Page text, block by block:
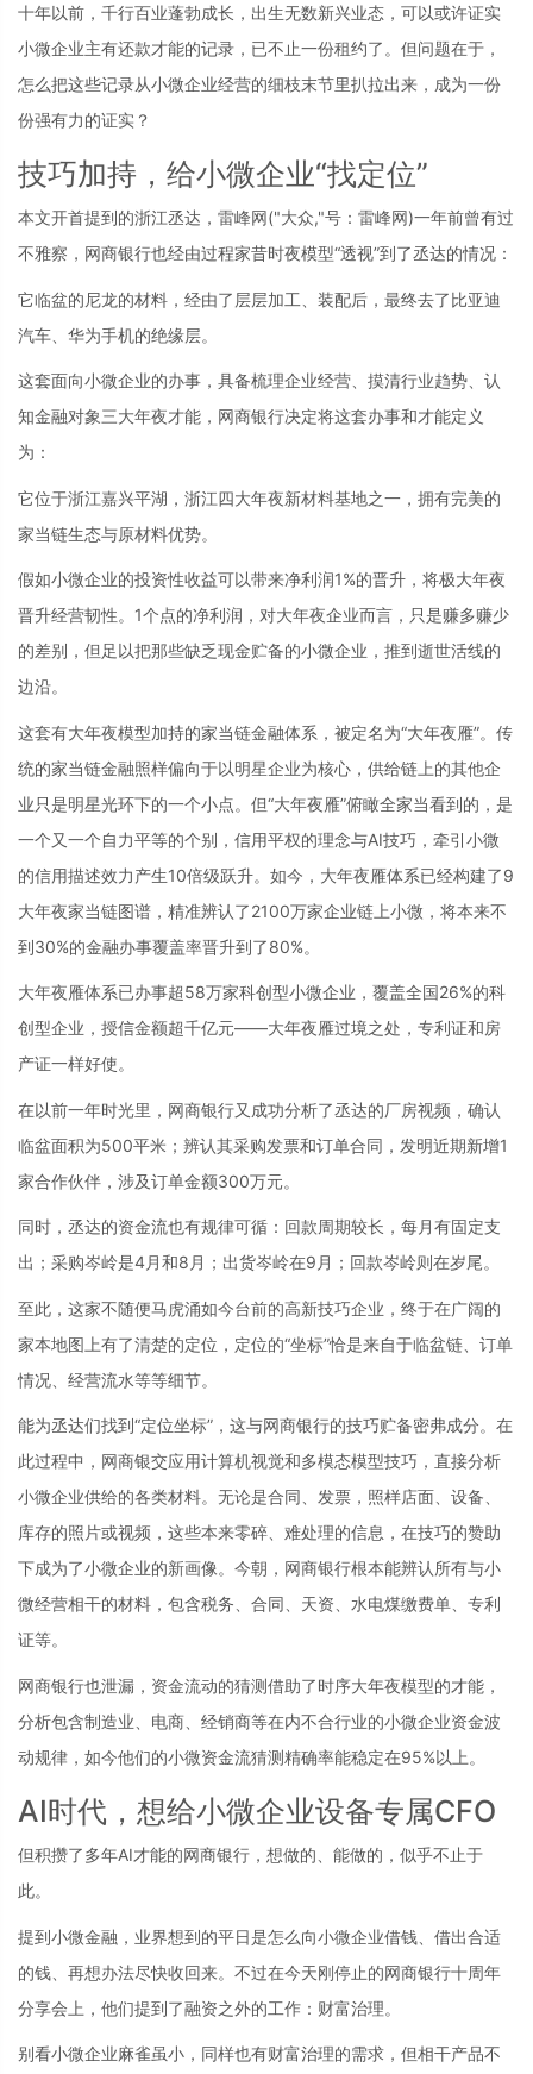
十年以前，千行百业蓬勃成长，出生无数新兴业态，可以或许证实
小微企业主有还款才能的记录，已不止一份租约了。但问题在于，
怎么把这些记录从小微企业经营的细枝末节里扒拉出来，成为一份
份强有力的证实？
技巧加持，给小微企业“找定位”
本文开首提到的浙江丞达，雷峰网("大众,"号：雷峰网)一年前曾有过
不雅察，网商银行也经由过程家昔时夜模型“透视”到了丞达的情况：
它临盆的尼龙的材料，经由了层层加工、装配后，最终去了比亚迪
汽车、华为手机的绝缘层。
这套面向小微企业的办事，具备梳理企业经营、摸清行业趋势、认
知金融对象三大年夜才能，网商银行决定将这套办事和才能定义
为：
它位于浙江嘉兴平湖，浙江四大年夜新材料基地之一，拥有完美的
家当链生态与原材料优势。
假如小微企业的投资性收益可以带来净利润1%的晋升，将极大年夜
晋升经营韧性。1个点的净利润，对大年夜企业而言，只是赚多赚少
的差别，但足以把那些缺乏现金贮备的小微企业，推到逝世活线的
边沿。
这套有大年夜模型加持的家当链金融体系，被定名为“大年夜雁”。传
统的家当链金融照样偏向于以明星企业为核心，供给链上的其他企
业只是明星光环下的一个小点。但“大年夜雁”俯瞰全家当看到的，是
一个又一个自力平等的个别，信用平权的理念与AI技巧，牵引小微
的信用描述效力产生10倍级跃升。如今，大年夜雁体系已经构建了9
大年夜家当链图谱，精准辨认了2100万家企业链上小微，将本来不
到30%的金融办事覆盖率晋升到了80%。
大年夜雁体系已办事超58万家科创型小微企业，覆盖全国26%的科
创型企业，授信金额超千亿元——大年夜雁过境之处，专利证和房
产证一样好使。
在以前一年时光里，网商银行又成功分析了丞达的厂房视频，确认
临盆面积为500平米；辨认其采购发票和订单合同，发明近期新增1
家合作伙伴，涉及订单金额300万元。
同时，丞达的资金流也有规律可循：回款周期较长，每月有固定支
出；采购岑岭是4月和8月；出货岑岭在9月；回款岑岭则在岁尾。
至此，这家不随便马虎涌如今台前的高新技巧企业，终于在广阔的
家本地图上有了清楚的定位，定位的“坐标”恰是来自于临盆链、订单
情况、经营流水等等细节。
能为丞达们找到“定位坐标”，这与网商银行的技巧贮备密弗成分。在
此过程中，网商银交应用计算机视觉和多模态模型技巧，直接分析
小微企业供给的各类材料。无论是合同、发票，照样店面、设备、
库存的照片或视频，这些本来零碎、难处理的信息，在技巧的赞助
下成为了小微企业的新画像。今朝，网商银行根本能辨认所有与小
微经营相干的材料，包含税务、合同、天资、水电煤缴费单、专利
证等。
网商银行也泄漏，资金流动的猜测借助了时序大年夜模型的才能，
分析包含制造业、电商、经销商等在内不合行业的小微企业资金波
动规律，如今他们的小微资金流猜测精确率能稳定在95%以上。
AI时代，想给小微企业设备专属CFO
但积攒了多年AI才能的网商银行，想做的、能做的，似乎不止于
此。
提到小微金融，业界想到的平日是怎么向小微企业借钱、借出合适
的钱、再想办法尽快收回来。不过在今天刚停止的网商银行十周年
分享会上，他们提到了融资之外的工作：财富治理。
别看小微企业麻雀虽小，同样也有财富治理的需求，但相干产品不